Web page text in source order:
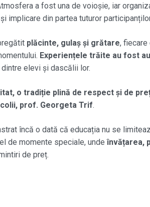
a fost una de voioșie, iar
implicare din partea tuturor
plăcinte, gulaș și grătare, fiecare
Experiențele trăite au fost
elevi și dascălii lor.
o tradiție plină de respect și de
prof. Georgeta Trif.
încă o dată că educația nu se
de momente speciale, undeînvățarea,
de preț.